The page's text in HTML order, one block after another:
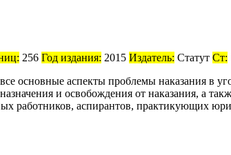
256 Год издания: 2015 Издатель: Статут Ст:
основные аспекты проблемы наказания в
и освобождения от наказания, а
работников, аспирантов, практикующих